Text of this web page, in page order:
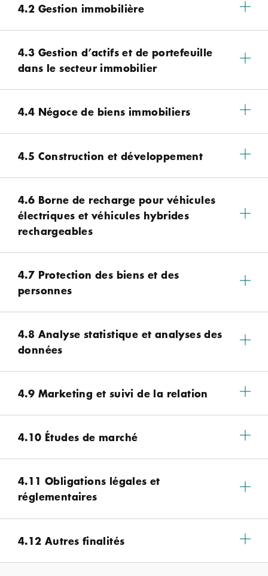
4.2 Gestion immobilière
4.3 Gestion d’actifs et de portefeuille
dans le secteur immobilier
4.4 Négoce de biens immobiliers
4.5 Construction et développement
4.6 Borne de recharge pour véhicules
électriques et véhicules hybrides
rechargeables
4.7 Protection des biens et des
personnes
4.8 Analyse statistique et analyses des
données
4.9 Marketing et suivi de la relation
4.10 Études de marché
4.11 Obligations légales et
réglementaires
4.12 Autres finalités